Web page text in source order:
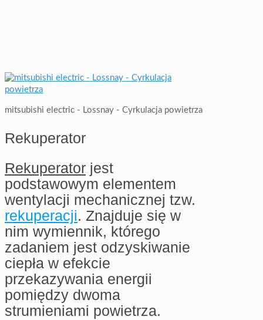
mitsubishi electric - Lossnay - Cyrkulacja powietrza
Rekuperator
Rekuperator jest
podstawowym elementem
wentylacji mechanicznej tzw.
rekuperacji. Znajduje się w
nim wymiennik, którego
zadaniem jest odzyskiwanie
ciepła w efekcie
przekazywania energii
pomiędzy dwoma
strumieniami powietrza.